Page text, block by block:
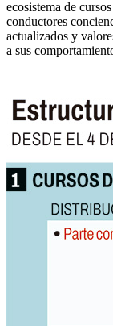
ecosistema de
conductores
actualizados y
a sus